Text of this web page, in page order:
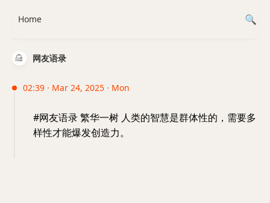
网友语录
02:39 · Mar 24, 2025 · Mon
#网友语录 繁华一树 人类的智慧是群体性的，需要多
样性才能爆发创造力。
Home